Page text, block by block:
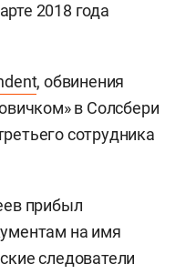
2018 года
, обвинения
в Солсбери
сотрудника
прибыл
на имя
следователи